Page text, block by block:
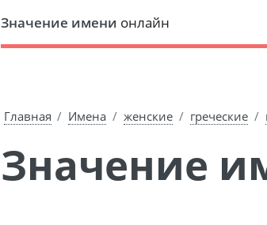
Значение имени онлайн
Главная Имена женские греческие
Значение